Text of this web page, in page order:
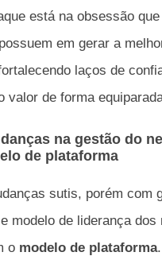
está na obsessão
em gerar a
laços de
valor de forma
na gestão do
de plataforma
sutis, porém com
modelo de liderança dos
o modelo de plataforma.